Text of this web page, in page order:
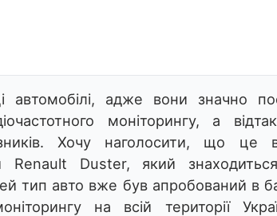
адже вони значно
моніторингу, а
Хочу наголосити, що
Renault Duster, який
тип авто вже був апробований в
на всій території